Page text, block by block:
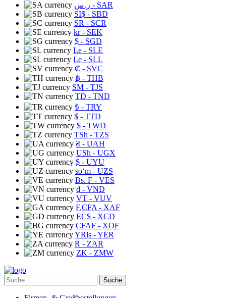
ر.س - SAR
SI$ - SBD
SR - SCR
kr- SEK
$ - SGD
Le - SLE
Le - SLL
₡ - SVC
฿ - THB
ЅМ - TJS
TD - TND
₺ - TRY
$ - TTD
$ - TWD
TSh - TZS
₴ - UAH
USh - UGX
$ - UYU
soʻm - UZS
Bs. F - VES
₫ - VND
VT - VUV
F.CFA - XAF
EC$ - XCD
CFAF - XOF
YRls - YER
R - ZAR
ZK - ZMW
Suche